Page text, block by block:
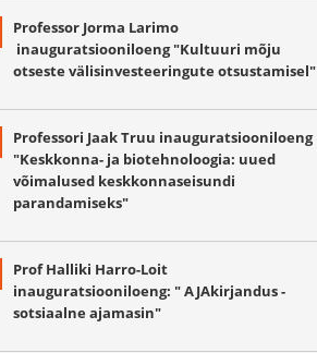
Professor Jorma Larimo
inauguratsiooniloeng "Kultuuri mõju
otseste välisinvesteeringute otsustamisel"
Professori Jaak Truu inauguratsiooniloeng
"Keskkonna- ja biotehnoloogia: uued
võimalused keskkonnaseisundi
parandamiseks"
Prof Halliki Harro-Loit
inauguratsiooniloeng: " AJAkirjandus -
sotsiaalne ajamasin"